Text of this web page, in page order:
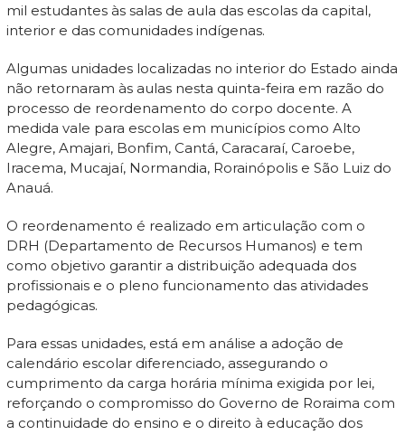
mil estudantes às salas de aula das escolas da capital,
interior e das comunidades indígenas.
Algumas unidades localizadas no interior do Estado ainda
não retornaram às aulas nesta quinta-feira em razão do
processo de reordenamento do corpo docente. A
medida vale para escolas em municípios como Alto
Alegre, Amajari, Bonfim, Cantá, Caracaraí, Caroebe,
Iracema, Mucajaí, Normandia, Rorainópolis e São Luiz do
Anauá.
O reordenamento é realizado em articulação com o
DRH (Departamento de Recursos Humanos) e tem
como objetivo garantir a distribuição adequada dos
profissionais e o pleno funcionamento das atividades
pedagógicas.
Para essas unidades, está em análise a adoção de
calendário escolar diferenciado, assegurando o
cumprimento da carga horária mínima exigida por lei,
reforçando o compromisso do Governo de Roraima com
a continuidade do ensino e o direito à educação dos